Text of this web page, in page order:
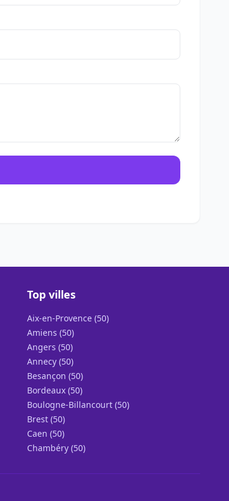
Top villes
Aix-en-Provence (50)
Amiens (50)
Angers (50)
Annecy (50)
Besançon (50)
Bordeaux (50)
Boulogne-Billancourt (50)
Brest (50)
Caen (50)
Chambéry (50)